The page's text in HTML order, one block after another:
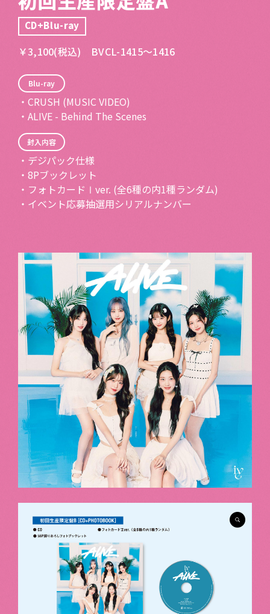
CD+Blu-ray
￥3,100(税込) BVCL-1415〜1416
Blu-ray
・CRUSH (MUSIC VIDEO)
・ALIVE - Behind The Scenes
封入内容
・デジパック仕様
・8Pブックレット
・フォトカードⅠver. (全6種の内1種ランダム)
・イベント応募抽選用シリアルナンバー